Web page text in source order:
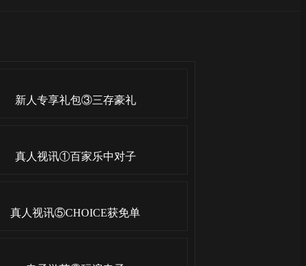
新人专享礼包③三存豪礼
真人视讯①百家乐中对子
真人视讯⑤CHOICE获免单